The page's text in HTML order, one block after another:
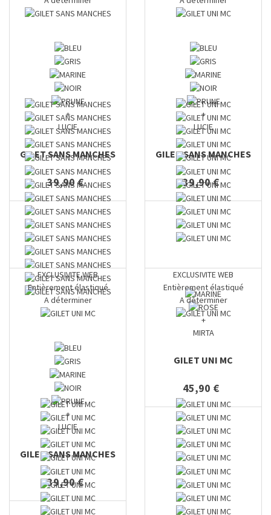
+
LUCIE
GILET SANS MANCHES
39,90 €
+
LUCIE
GILET SANS MANCHES
39,90 €
+
LUCIE
GILET SANS MANCHES
39,90 €
+
MIRTA
GILET UNI MC
45,90 €
EXCLUSIVITE WEB
Entièrement élastiqué
A déterminer
EXCLUSIVITE WEB
Entièrement élastiqué
A déterminer